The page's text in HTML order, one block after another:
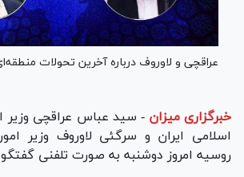
عراقچی و لاوروف درباره آخرین تحولات
خبرگزاری میزان - سید عباس عراقچی وزیر
اسلامی ایران و سرگئی لاوروف وزیر
روسیه امروز دوشنبه به صورت تلفنی گفتگو